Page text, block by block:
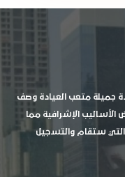
جميلة متعب العيادة وصف
الأساليب الإشرافية مما
التي ستقام والتسجيل